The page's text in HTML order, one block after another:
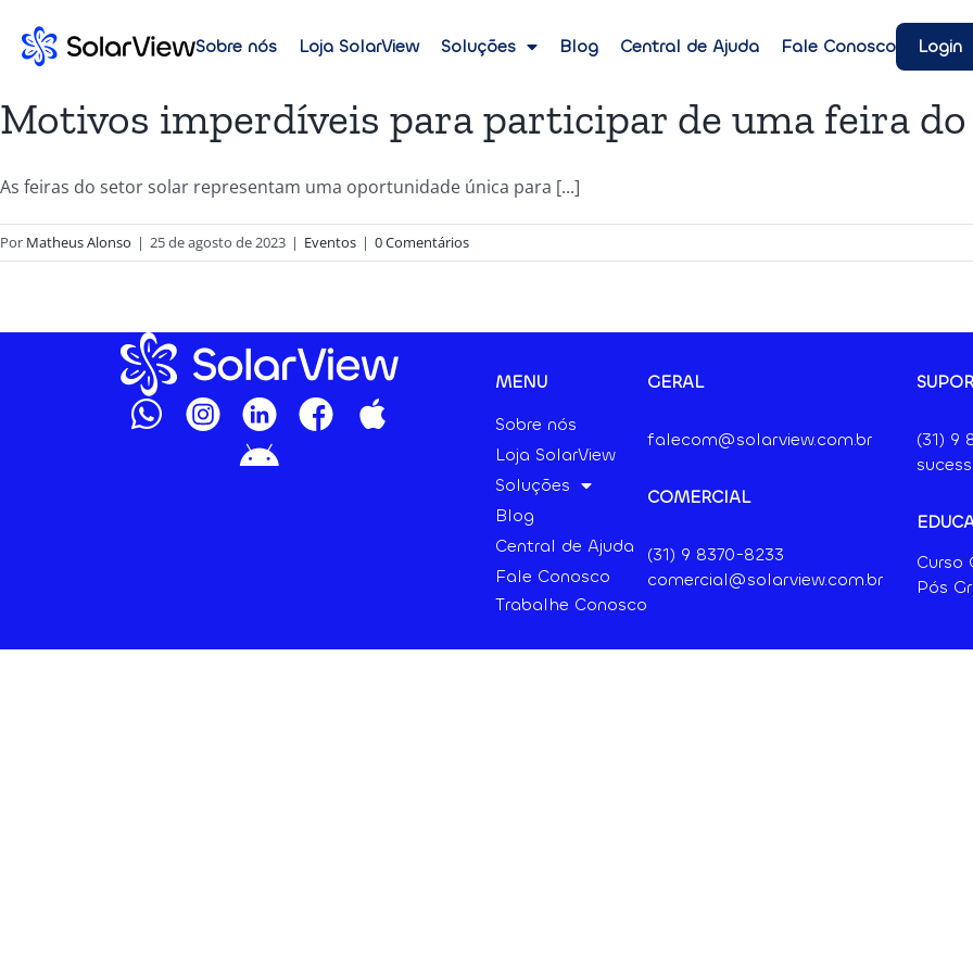
Sobre nós Loja SolarView Soluções Blog Central de Ajuda Fale Conosco Login
Motivos imperdíveis para participar de uma feira
As feiras do setor solar representam uma oportunidade única para [...]
Por Matheus Alonso | 25 de agosto de 2023 | Eventos | 0 Comentários
MENU
Sobre nós
Loja SolarView
Soluções
Blog
Central de Ajuda
Fale Conosco
Trabalhe Conosco
GERAL
falecom@solarview.com.br
COMERCIAL
(31) 9 8370-8233
comercial@solarview.com.br
(31) 9
Curso
Pós